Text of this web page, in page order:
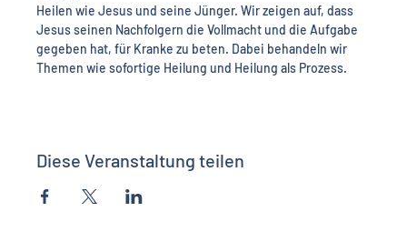
Heilen wie Jesus und seine Jünger. Wir zeigen auf, dass
Jesus seinen Nachfolgern die Vollmacht und die Aufgabe
gegeben hat, für Kranke zu beten. Dabei behandeln wir
Themen wie sofortige Heilung und Heilung als Prozess.
Diese Veranstaltung teilen